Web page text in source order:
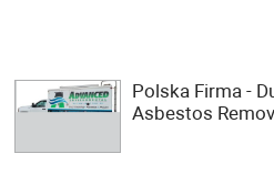
Polska Firma -
Asbestos